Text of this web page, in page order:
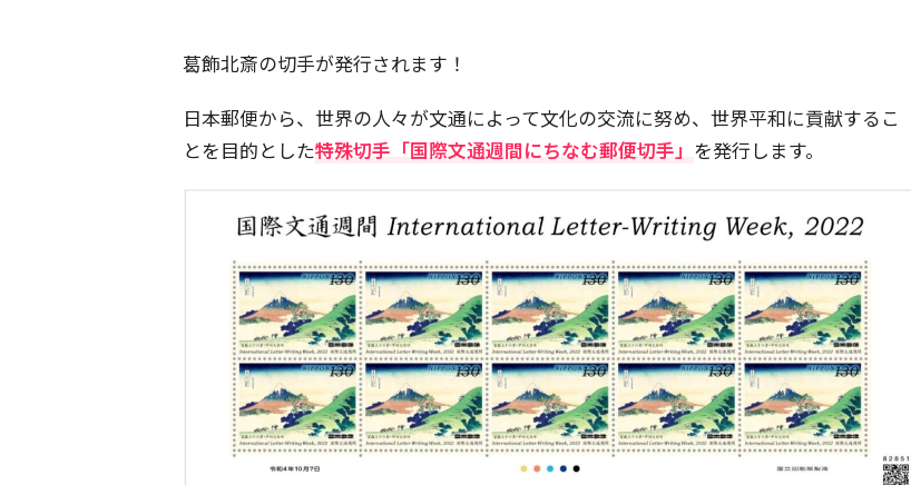
葛飾北斎の切手が発行されます！
日本郵便から、世界の人々が文通によって文化の交流に努め、世界平和に貢献するこ
とを目的とした特殊切手「国際文通週間にちなむ郵便切手」 を発行します。